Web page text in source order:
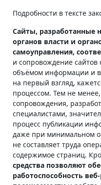
Подробности в тексте
Сайты, разработанные
органов власти и
самоуправления,
и сопровождение
объёмом информации и
на первый взгляд,
процессом. Тем не
сопровождения,
специалистами,
процесс публикации
даже при минимальном
не составляет труда
содержимое страниц.
средства позволяют
работоспособность